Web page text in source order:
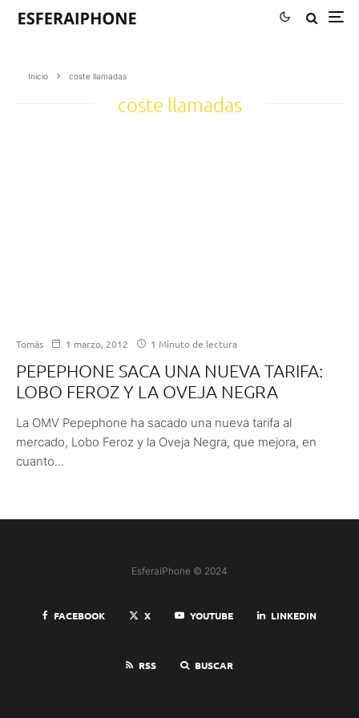
Inicio coste llamadas
coste llamadas
Tomás 1 marzo, 2012 1 Minuto de lectura
PEPEPHONE SACA UNA NUEVA TARIFA:
LOBO FEROZ Y LA OVEJA NEGRA
La OMV Pepephone ha sacado una nueva tarifa al
mercado, Lobo Feroz y la Oveja Negra, que mejora, en
cuanto...
EsferaiPhone © 2024
FACEBOOK X YOUTUBE LINKEDIN
RSS BUSCAR